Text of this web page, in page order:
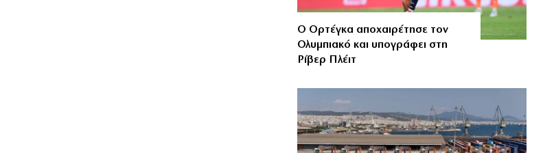
Ο Ορτέγκα αποχαιρέτησε τον
Ολυμπιακό και υπογράφει στη
Ρίβερ Πλέιτ